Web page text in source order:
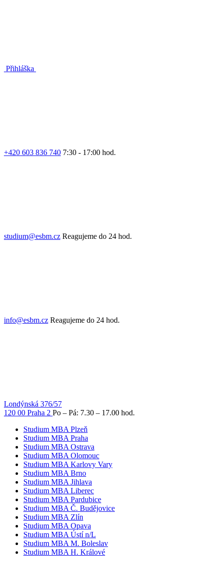
Přihláška
+420 603 836 740 7:30 - 17:00 hod.
studium@esbm.cz Reagujeme do 24 hod.
info@esbm.cz Reagujeme do 24 hod.
Londýnská 376/57
120 00 Praha 2 Po – Pá: 7.30 – 17.00 hod.
Studium MBA Plzeň
Studium MBA Praha
Studium MBA Ostrava
Studium MBA Olomouc
Studium MBA Karlovy Vary
Studium MBA Brno
Studium MBA Jihlava
Studium MBA Liberec
Studium MBA Pardubice
Studium MBA Č. Budějovice
Studium MBA Zlín
Studium MBA Opava
Studium MBA Ústí n/L
Studium MBA M. Boleslav
Studium MBA H. Králové